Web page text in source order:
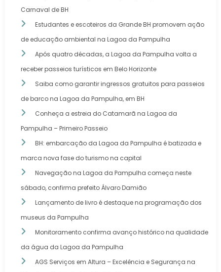
Carnaval de BH
Estudantes e escoteiros da Grande BH promovem ação
de educação ambiental na Lagoa da Pampulha
Após quatro décadas, a Lagoa da Pampulha volta a
receber passeios turísticos em Belo Horizonte
Saiba como garantir ingressos gratuitos para passeios
de barco na Lagoa da Pampulha, em BH
Conheça a estreia do Catamarã na Lagoa da
Pampulha – Primeiro Passeio
BH: embarcação da Lagoa da Pampulha é batizada e
marca nova fase do turismo na capital
Navegação na Lagoa da Pampulha começa neste
sábado, confirma prefeito Álvaro Damião
Lançamento de livro é destaque na programação dos
museus da Pampulha
Monitoramento confirma avanço histórico na qualidade
da água da Lagoa da Pampulha
AGS Serviços em Altura – Excelência e Segurança na